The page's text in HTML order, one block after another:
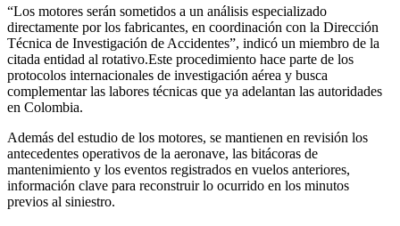
“Los motores serán sometidos a un análisis especializado
directamente por los fabricantes, en coordinación con la Dirección
Técnica de Investigación de Accidentes”, indicó un miembro de la
citada entidad al rotativo.Este procedimiento hace parte de los
protocolos internacionales de investigación aérea y busca
complementar las labores técnicas que ya adelantan las autoridades
en Colombia.
Además del estudio de los motores, se mantienen en revisión los
antecedentes operativos de la aeronave, las bitácoras de
mantenimiento y los eventos registrados en vuelos anteriores,
información clave para reconstruir lo ocurrido en los minutos
previos al siniestro.